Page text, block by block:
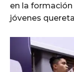
en la
jóvenes